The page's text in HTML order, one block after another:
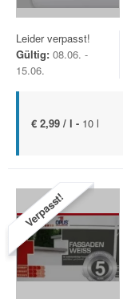
Leider verpasst!
Gültig: 08.06. -
15.06.
€ 2,99 / l - 10 l
Verpasst!